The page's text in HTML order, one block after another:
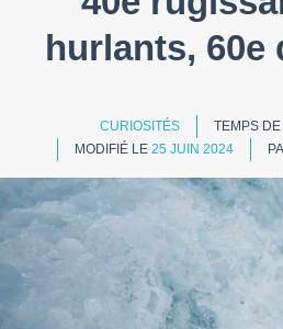
hurlants, 60e
CURIOSITÉS TEMPS
MODIFIÉ LE 25 JUIN 2024